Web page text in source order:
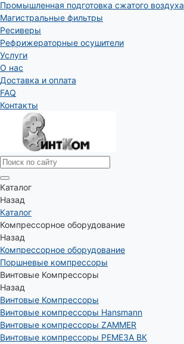
Промышленная подготовка сжатого воздуха
Магистральные фильтры
Ресиверы
Рефрижераторные осушители
Услуги
О нас
Доставка и оплата
FAQ
Контакты
Каталог
Назад
Каталог
Компрессорное оборудование
Назад
Компрессорное оборудование
Поршневые компрессоры
Винтовые Компрессоры
Назад
Винтовые Компрессоры
Винтовые компрессоры Hansmann
Винтовые компрессоры ZAMMER
Винтовые компрессоры РЕМЕЗА ВК